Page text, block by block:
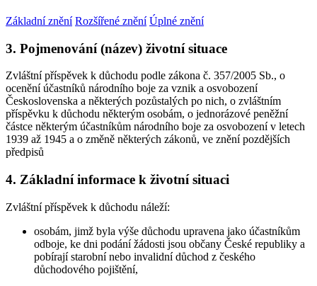
Základní znění Rozšířené znění Úplné znění
3. Pojmenování (název) životní situace
Zvláštní příspěvek k důchodu podle zákona č. 357/2005 Sb., o
ocenění účastníků národního boje za vznik a osvobození
Československa a některých pozůstalých po nich, o zvláštním
příspěvku k důchodu některým osobám, o jednorázové peněžní
částce některým účastníkům národního boje za osvobození v letech
1939 až 1945 a o změně některých zákonů, ve znění pozdějších
předpisů
4. Základní informace k životní situaci
Zvláštní příspěvek k důchodu náleží:
osobám, jimž byla výše důchodu upravena jako účastníkům
odboje, ke dni podání žádosti jsou občany České republiky a
pobírají starobní nebo invalidní důchod z českého
důchodového pojištění,